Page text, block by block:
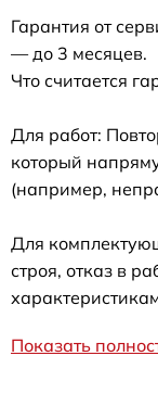
Гарантия от
— до 3 месяцев.
Что считается
Для работ:
который
(например,
Для
строя, отказ в
Показать